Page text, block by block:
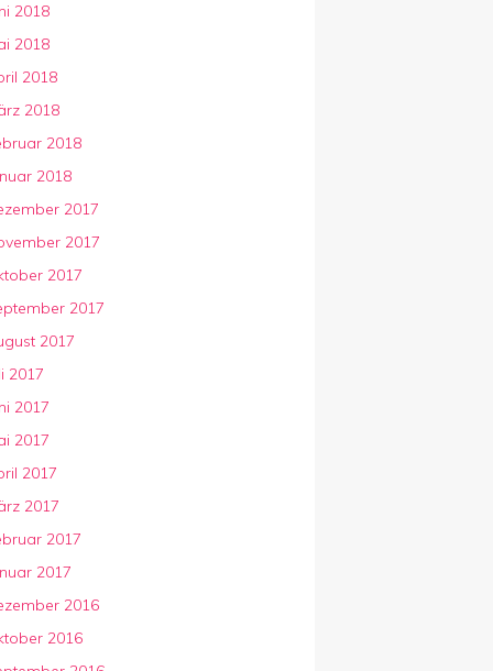
2018
2018
2018
2018
2018
2018
2017
2017
2017
2017
2017
2017
2017
2017
2017
2017
2017
2017
2016
2016